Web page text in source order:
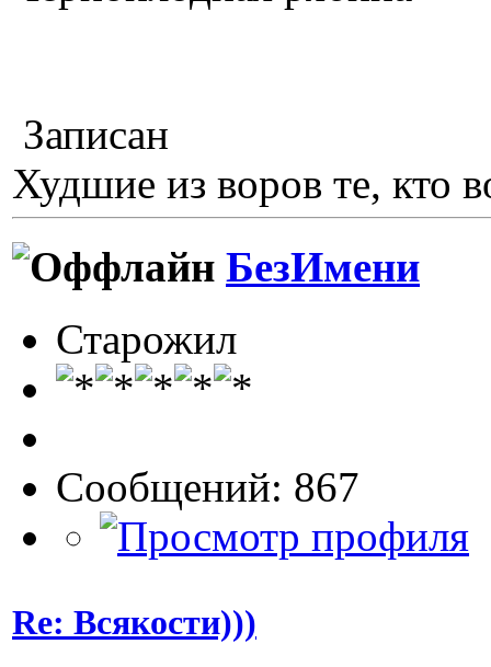
Записан
Худшие из воров те, кто
БезИмени
Старожил
Сообщений: 867
Re: Всякости)))